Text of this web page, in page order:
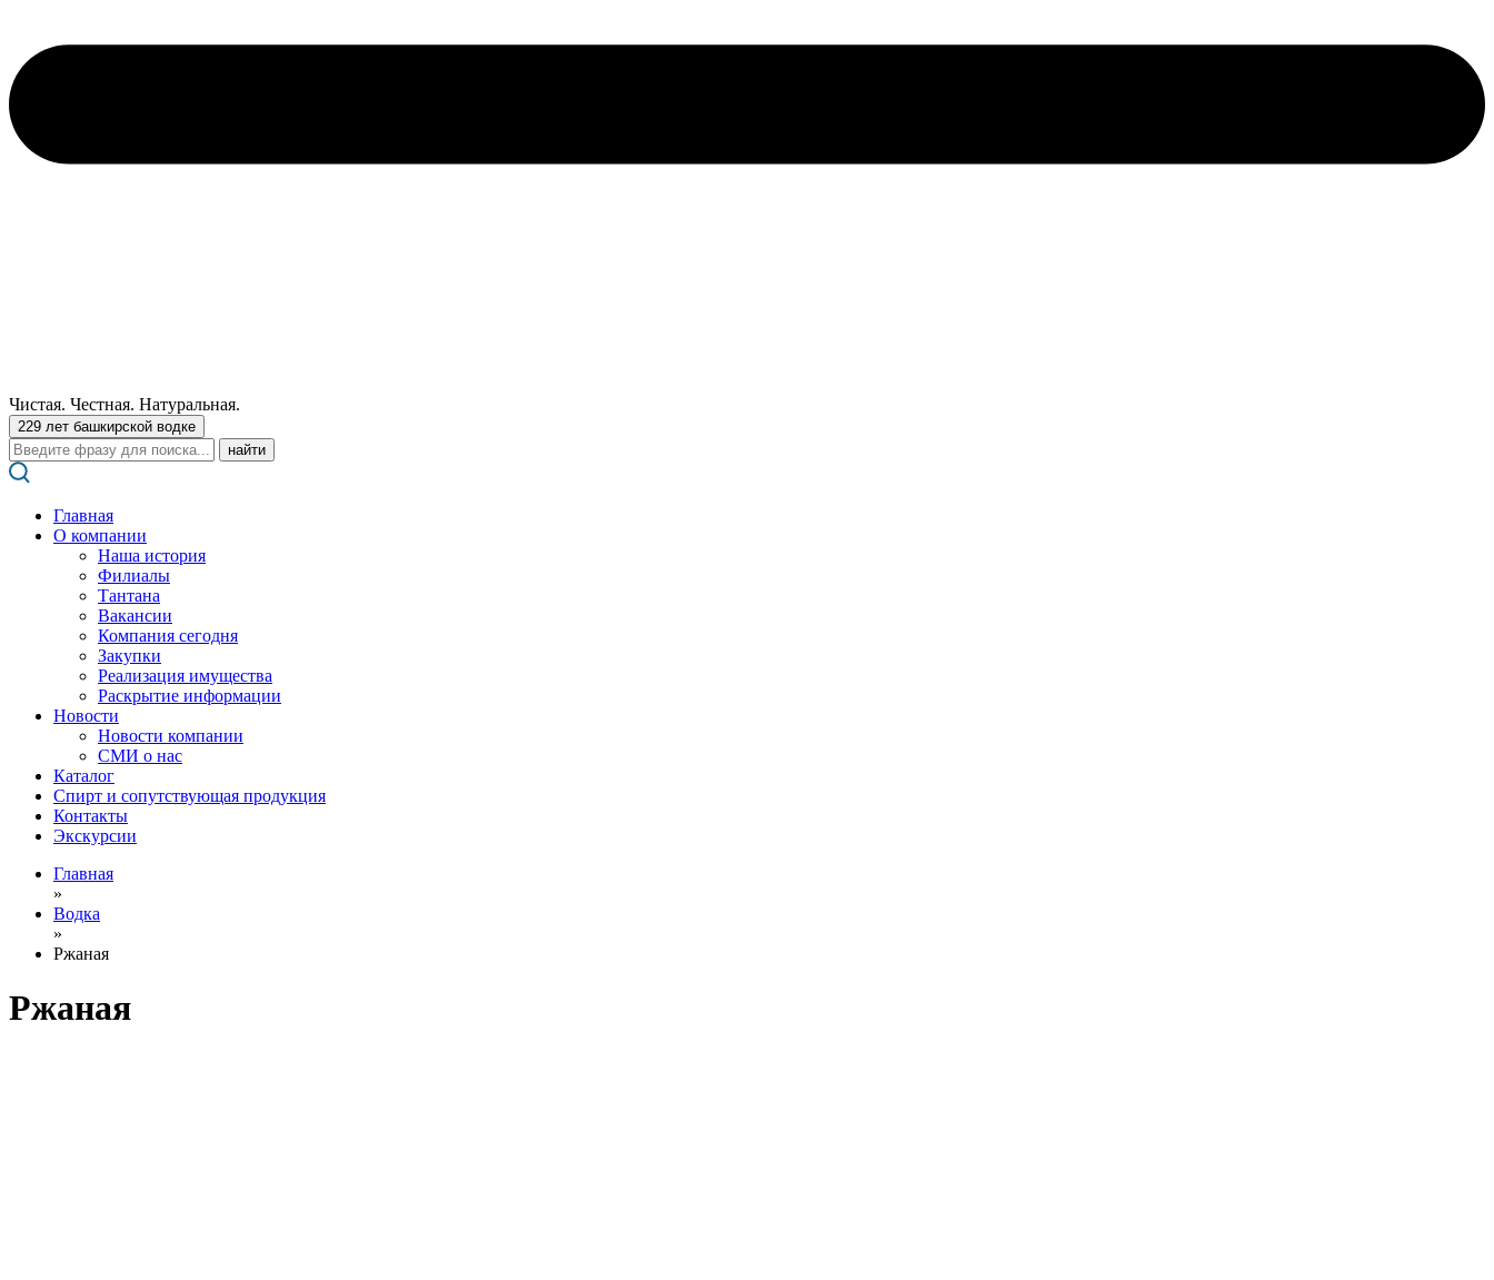
Чистая. Честная. Натуральная.
229 лет башкирской водке
Поиск:
Главная
О компании
Наша история
Филиалы
Тантана
Вакансии
Компания сегодня
Закупки
Реализация имущества
Раскрытие информации
Новости
Новости компании
СМИ о нас
Каталог
Спирт и сопутствующая продукция
Контакты
Экскурсии
Главная
»
Водка
»
Ржаная
Ржаная